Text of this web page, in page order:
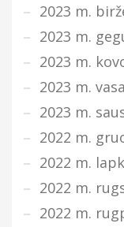
2023 m.
2023 m.
2023 m.
2023 m.
2023 m.
2022 m.
2022 m.
2022 m.
2022 m.